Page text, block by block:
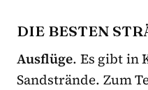
DIE BESTEN
Ausflüge. Es gibt in
Sandstrände. Zum